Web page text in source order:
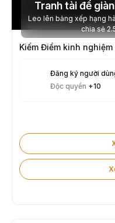
Tranh tài để
Leo lên bảng xếp hạng hàng tuần!
Đăng ký người
Độc quyền +10